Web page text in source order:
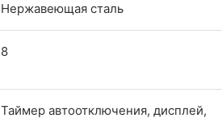
Нержавеющая сталь
8
Таймер автоотключения, дисплей,